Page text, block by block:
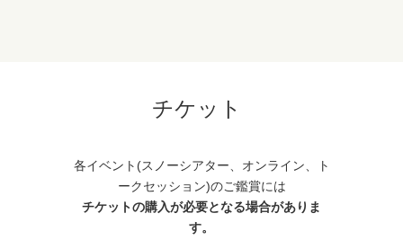
チケット
各イベント(スノーシアター、オンライン、ト
ークセッション)のご鑑賞には
チケットの購入が必要となる場合がありま
す。